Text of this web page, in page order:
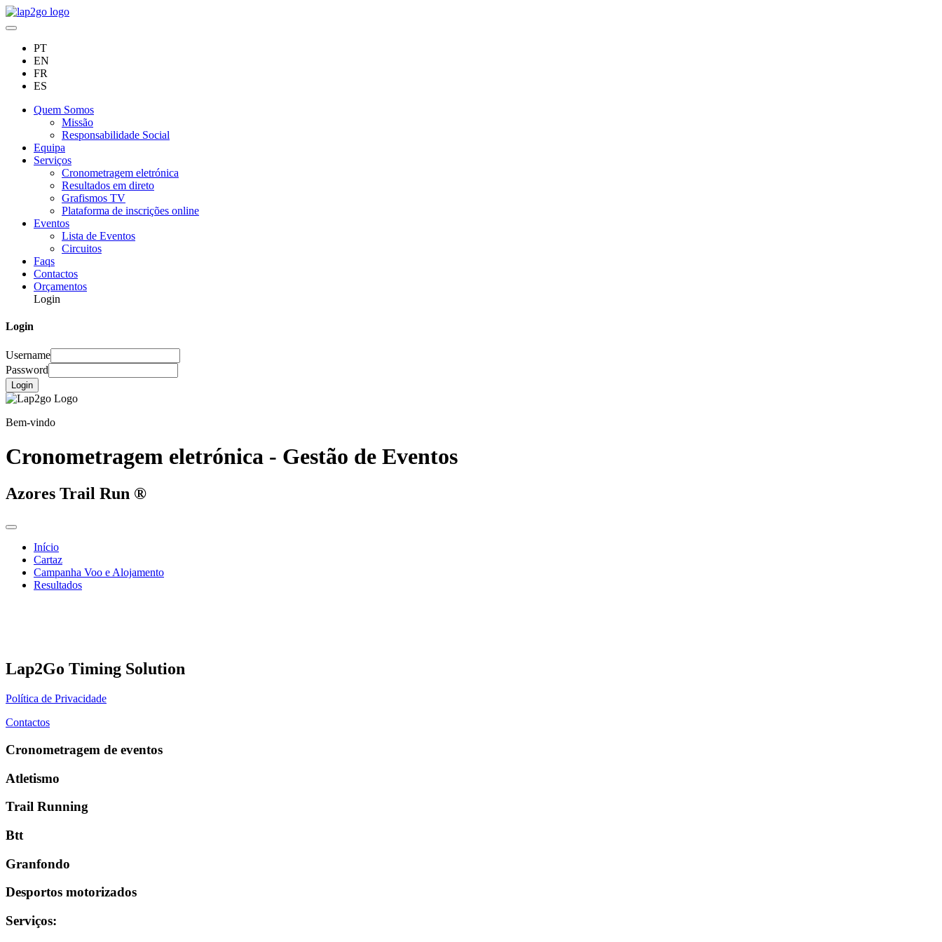
PT
EN
FR
ES
Quem Somos
Missão
Responsabilidade Social
Equipa
Serviços
Cronometragem eletrónica
Resultados em direto
Grafismos TV
Plataforma de inscrições online
Eventos
Lista de Eventos
Circuitos
Faqs
Contactos
Orçamentos
Login
Login
Username
Password
Login
Bem-vindo
Cronometragem eletrónica - Gestão de Eventos
Azores Trail Run ®
Início
Cartaz
Campanha Voo e Alojamento
Resultados
Lap2Go Timing Solution
Política de Privacidade
Contactos
Cronometragem de eventos
Atletismo
Trail Running
Btt
Granfondo
Desportos motorizados
Serviços: